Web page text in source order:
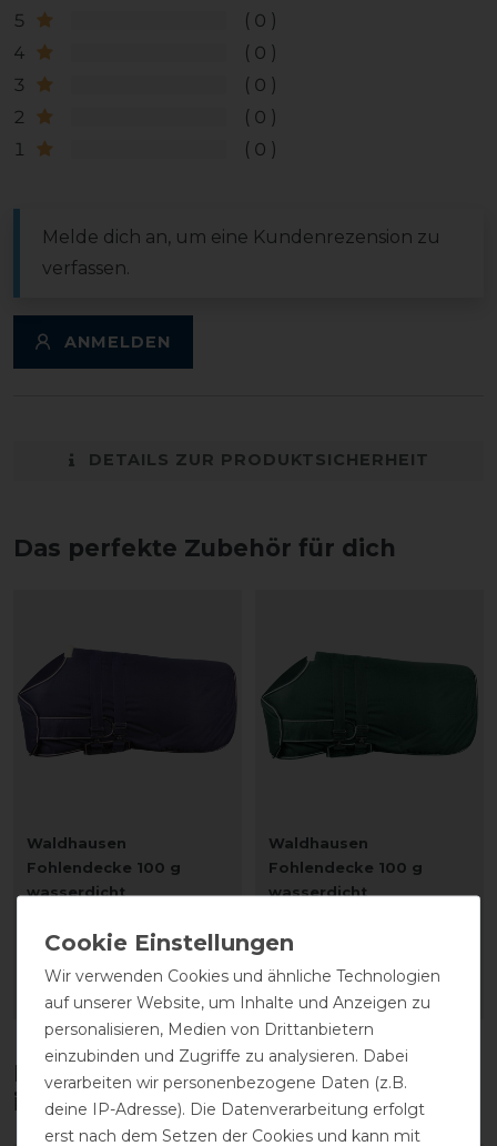
5
0
4
0
3
0
2
0
1
0
Melde dich an, um eine Kundenrezension zu
verfassen.
ANMELDEN
DETAILS ZUR PRODUKTSICHERHEIT
Das perfekte Zubehör für dich
Waldhausen
Fohlendecke 100 g
wasserdicht
ARTIKEL MERKEN
Waldhausen
Fohlendecke 100 g
wasserdicht
ARTIKEL MERKEN
Diese Produkte könnten dich auch
interessieren
Wir verwenden Cookies und ähnliche Technologien
auf unserer Website, um Inhalte und Anzeigen zu
personalisieren, Medien von Drittanbietern
einzubinden und Zugriffe zu analysieren. Dabei
verarbeiten wir personenbezogene Daten (z.B.
deine IP-Adresse). Die Datenverarbeitung erfolgt
erst nach dem Setzen der Cookies und kann mit